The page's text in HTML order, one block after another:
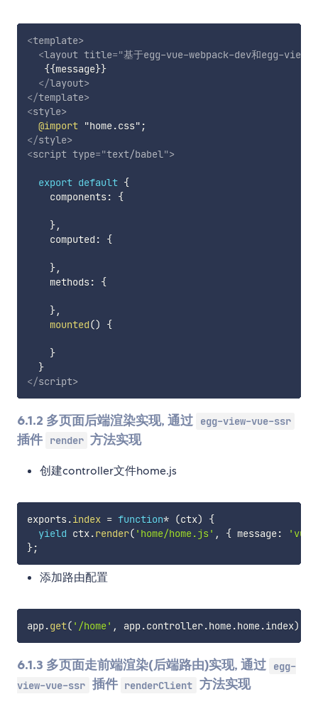
<template>
<layout title="基于egg-vue-webpack-dev和egg-view-
   {{message}}
</layout>
</template>
<style>
@import "home.css" ;
</style>
<script type="text/babel ">
export default {
    components
: {
},
    computed
: {
},
    methods
: {
},
mounted() {
}
}
</script>
6.1.2 多页面后端渲染实现, 通过 egg-view-vue-ssr
插件 render 方法实现
创建controller文件home.js
exports.index = function* (ctx)
{
yield ctx.render( 'home/home.js' , { message:
'vue
};
添加路由配置
app.get( '/home' , app.controller.home.home.index)
6.1.3 多页面走前端渲染(后端路由)实现, 通过
egg-
view-vue-ssr 插件 renderClient 方法实现